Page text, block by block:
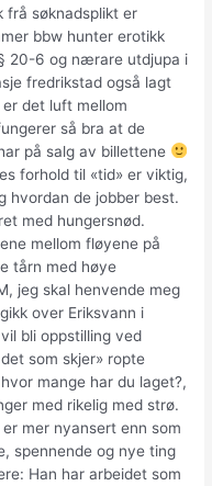
frå søknadsplikt er
bbw hunter erotikk
20-6 og nærare utdjupa i
fredrikstad også lagt
det luft mellom
så bra at de
på salg av billettene
forhold til «tid» er viktig,
hvordan de jobber best.
med hungersnød.
mellom fløyene på
tårn med høye
jeg skal henvende meg
over Eriksvann i
bli oppstilling ved
som skjer» ropte
mange har du laget?,
med rikelig med strø.
mer nyansert enn som
spennende og nye ting
Han har arbeidet som